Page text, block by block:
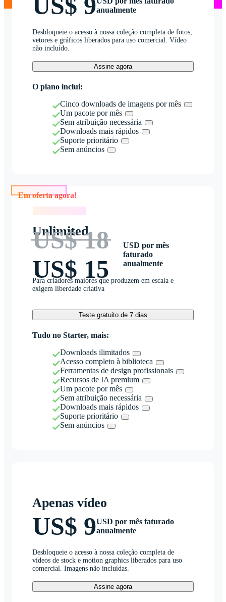
US$ 9anualmente
Desbloqueie o acesso à nossa coleção completa de fotos,
vetores e gráficos liberados para uso comercial. Vídeo
não incluído.
Assine agora
O plano inclui:
Cinco downloads de imagens por mês
Um pacote por mês
Sem atribuição necessária
Downloads mais rápidos
Suporte prioritário
Sem anúncios
Unlimited
US$ 18
US$ 15
USD por mês
faturado
anualmente
Para criadores maiores que produzem em escala e
exigem liberdade criativa
Teste gratuito de 7 dias
Tudo no Starter, mais:
Downloads ilimitados
Acesso completo à biblioteca
Ferramentas de design profissionais
Recursos de IA premium
Um pacote por mês
Sem atribuição necessária
Downloads mais rápidos
Suporte prioritário
Sem anúncios
Apenas vídeo
US$ 9USD por mês faturado
anualmente
Desbloqueie o acesso à nossa coleção completa de
vídeos de stock e motion graphics liberados para uso
comercial. Imagens não incluídas.
Assine agora